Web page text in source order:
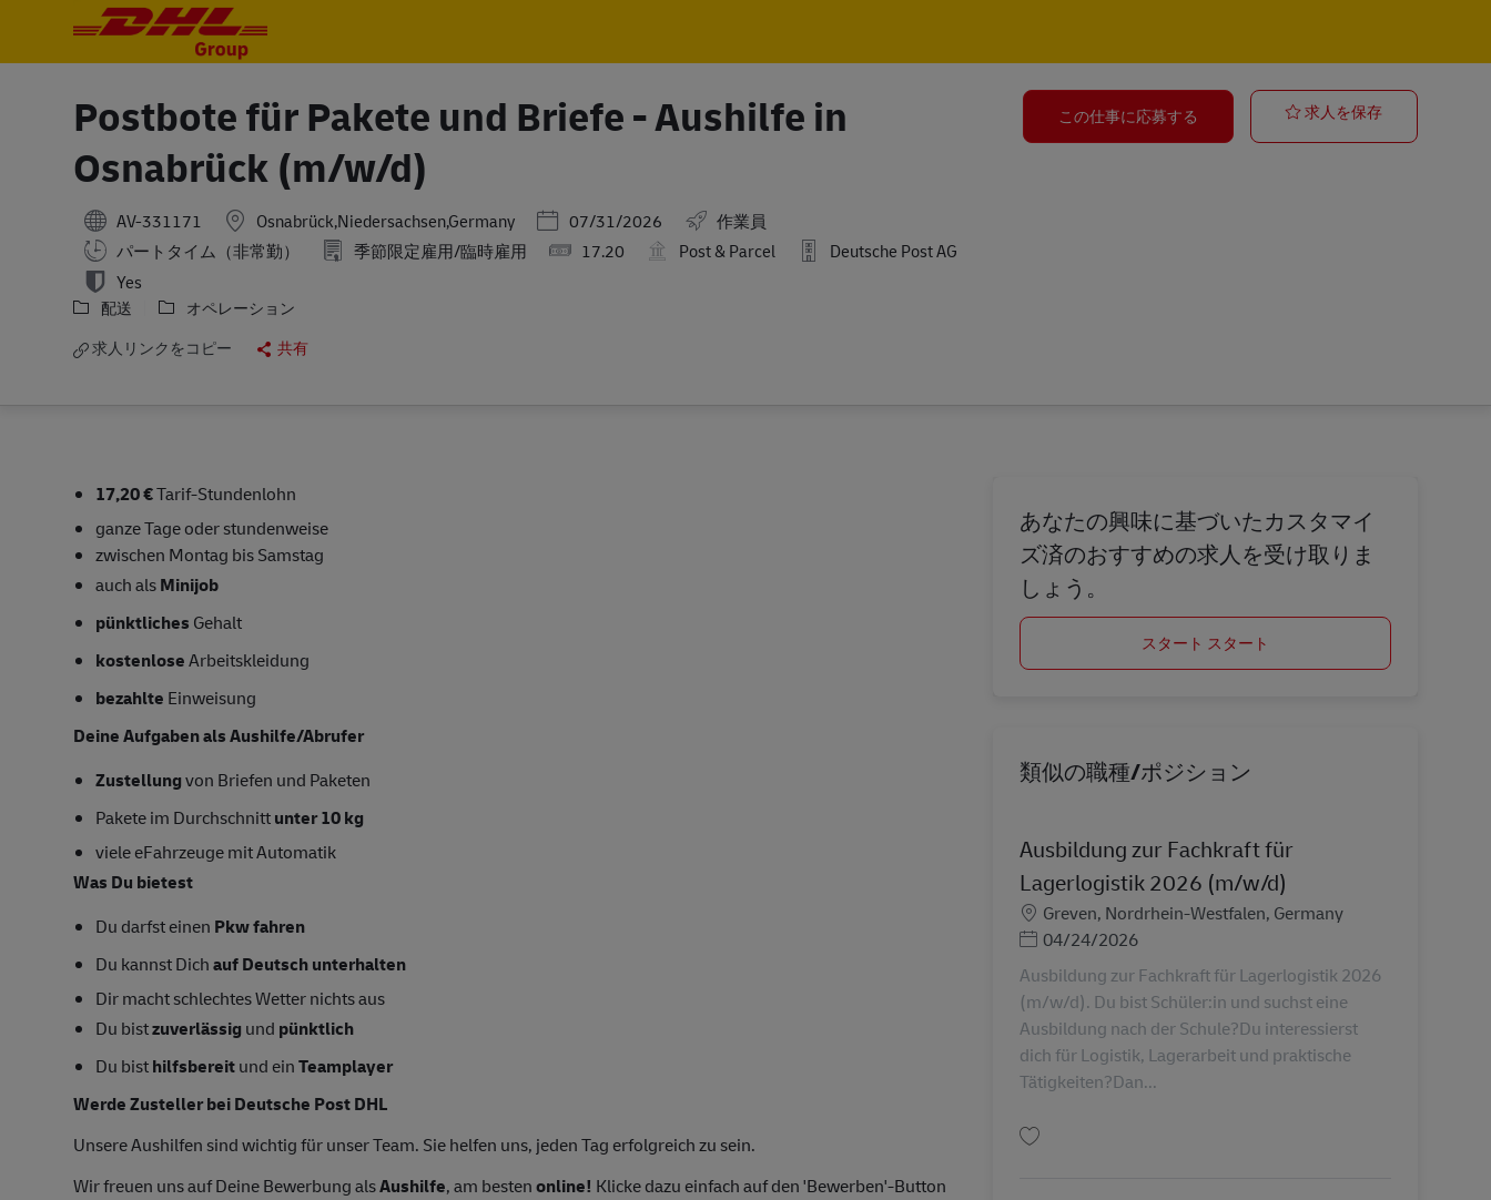
Postbote für Pakete und Briefe - Aushilfe in
Osnabrück (m/w/d)
AV-331171 Osnabrück,Niedersachsen,Germany Posted Date
07/31/2026
作業員
パートタイム（非常勤）
季節限定雇用/臨時雇用 17.20 Post & Parcel
Deutsche Post AG
Yes
配送
オペレーション
求人リンクをコピー
共有
この仕事に応募する 求人を保存
17,20 €Tarif-Stundenlohn
ganze Tage oder stundenweise
zwischen Montag bis Samstag
auch alsMinijob
pünktliches Gehalt
kostenloseArbeitskleidung
bezahlte Einweisung
Deine Aufgaben als Aushilfe/Abrufer
Zustellungvon Briefen und Paketen
Pakete im Durchschnittunter 10 kg
viele eFahrzeuge mit Automatik
Was Du bietest
Du darfst einen Pkw fahren
Du kannst Dichauf Deutsch unterhalten
Dir macht schlechtes Wetter nichts aus
Du bistzuverlässig und pünktlich
Du bisthilfsbereitund einTeamplayer
Werde Zusteller bei Deutsche Post DHL
Unsere Aushilfen sind wichtig für unser Team. Sie helfen uns, jeden Tag erfolgreich zu sein.
Wir freuen uns auf Deine Bewerbung alsAushilfe, am bestenonline! Klicke dazu einfach auf den 'Bewerben'-Button
あなたの興味に基づいたカスタマイ
ズ済のおすすめの求人を受け取りま
しょう。
スタート スタート
類似の職種/ポジション
Ausbildung zur Fachkraft für
Lagerlogistik 2026 (m/w/d)
勤務地
Greven, Nordrhein-Westfalen, Germany
Posted Date
04/24/2026
Ausbildung zur Fachkraft für Lagerlogistik 2026
(m/w/d). Du bist Schüler:in und suchst eine
Ausbildung nach der Schule?Du interessierst
dich für Logistik, Lagerarbeit und praktische
Tätigkeiten?Dan...